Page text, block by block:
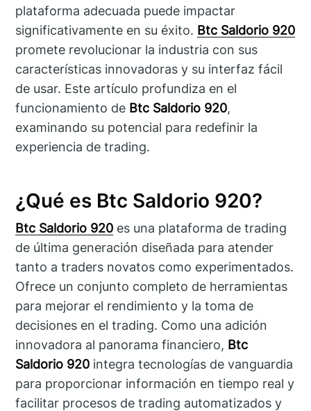
plataforma adecuada puede impactar
significativamente en su éxito. Btc Saldorio 920
promete revolucionar la industria con sus
características innovadoras y su interfaz fácil
de usar. Este artículo profundiza en el
funcionamiento de Btc Saldorio 920,
examinando su potencial para redefinir la
experiencia de trading.
¿Qué es Btc Saldorio 920?
Btc Saldorio 920 es una plataforma de trading
de última generación diseñada para atender
tanto a traders novatos como experimentados.
Ofrece un conjunto completo de herramientas
para mejorar el rendimiento y la toma de
decisiones en el trading. Como una adición
innovadora al panorama financiero, Btc
Saldorio 920 integra tecnologías de vanguardia
para proporcionar información en tiempo real y
facilitar procesos de trading automatizados y